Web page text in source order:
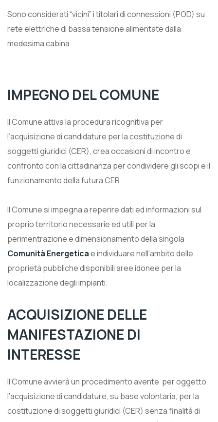
Sono considerati “vicini” i titolari di connessioni (POD) su
rete elettriche di bassa tensione alimentate dalla
medesima cabina.
IMPEGNO DEL COMUNE
Il Comune attiva la procedura ricognitiva per
l’acquisizione di candidature per la costituzione di
soggetti giuridici (CER), crea occasioni di incontro e
confronto con la cittadinanza per condividere gli scopi e il
funzionamento della futura CER.
Il Comune si impegna a reperire dati ed informazioni sul
proprio territorio necessarie ed utili per la
perimentrazione e dimensionamento della singola
Comunità Energeticae individuare nell’ambito delle
proprietà pubbliche disponibili aree idonee per la
localizzazione degli impianti.
ACQUISIZIONE DELLE
MANIFESTAZIONE DI
INTERESSE
ll Comune avvierà un procedimento avente per oggetto
l’acquisizione di candidature, su base volontaria, per la
costituzione di soggetti giuridici (CER) senza finalità di